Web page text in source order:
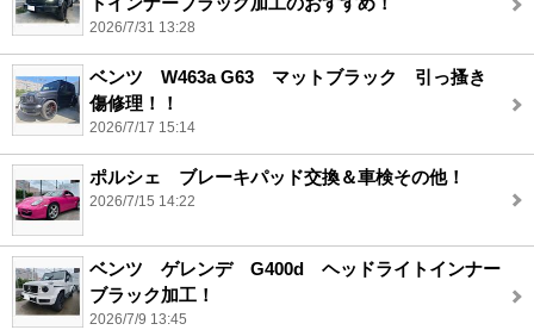
2026/7/31 13:28
ベンツ W463a G63 マットブラック 引っ搔き
傷修理！！
2026/7/17 15:14
ポルシェ ブレーキパッド交換＆車検その他！
2026/7/15 14:22
ベンツ ゲレンデ G400d ヘッドライトインナー
ブラック加工！
2026/7/9 13:45